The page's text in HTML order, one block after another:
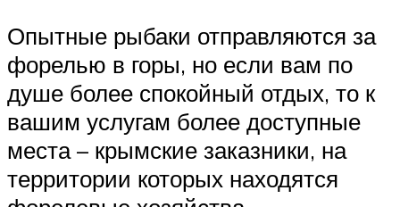
Опытные рыбаки отправляются за
форелью в горы, но если вам по
душе более спокойный отдых, то к
вашим услугам более доступные
места – крымские заказники, на
территории которых находятся